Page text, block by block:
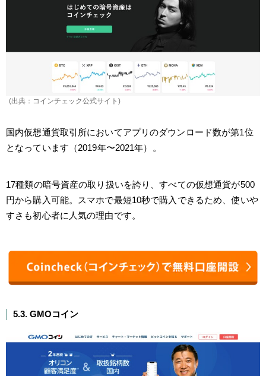
(出典：コインチェック公式サイト)
国内仮想通貨取引所においてアプリのダウンロード数が第1位
となっています（2019年〜2021年）。
17種類の暗号資産の取り扱いを誇り、すべての仮想通貨が500
円から購入可能。スマホで最短10秒で購入できるため、使いや
すさも初心者に人気の理由です。
5.3. GMOコイン